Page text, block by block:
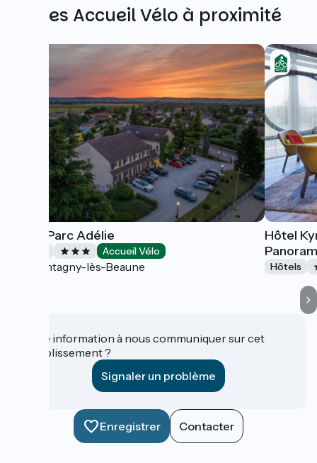
Autres Accueil Vélo à proximité
Hôtel Parc Adélie
Accueil Vélo
Montagny-lès-Beaune
Hôtel
Hôtels
Une information à nous communiquer sur cet
établissement ?
Signaler un problème
Enregistrer Contacter